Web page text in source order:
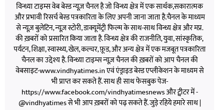
विन्ध्या टाइम्स वेब बेस्ड न्यूज़ चैनल है जो विन्ध्य क्षेत्र में एक सार्थक,सकारात्मक
और प्रभावी रिसर्च बेस्ड पत्रकारिता के लिए अपनी जाना जाता है.चैनल के माध्यम
से न्यूज़ बुलेटिन, न्यूज़ स्टोरी, डाक्यूमेंट्री फिल्म के साथ-साथ विन्ध्य क्षेत्र और मप्र.
की ख़बरों को प्रसारित किया जाता है. विन्ध्य क्षेत्र की राजनीति, युवा, सांस्कृतिक,
पर्यटन, शिक्षा, स्वास्थ्य, खेल, कल्चर, फ़ूड, और अन्य क्षेत्र में एक मजबूत पत्रकारिता
चैनल का उद्देश्य है. विन्ध्या टाइम्स न्यूज़ चैनल की ख़बरों को आप चैनल की
वेबसाइट-www.vindhyatimes.in एवं एंड्राइड बेस्ड एप्लीकेशन के माध्यम से
भी प्राप्त कर सकते हैं. साथ ही साथ फेसबुक पेज-
https://www.facebook.com/vindhyatimesnews और ट्वीटर में -
@vindhyatimes से भी आप ख़बरों को पढ़ सकते हैं. जुड़े रहिये हमारे साथ |